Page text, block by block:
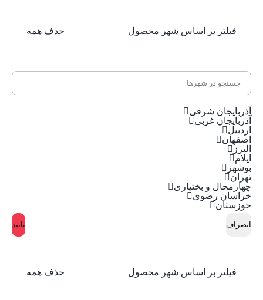
فیلتر بر اساس شهر محصول حذف همه
آذربایجان شرقی
آذربایجان غربی
اردبیل
اصفهان
البرز
ایلام
بوشهر
تهران
چهارمحال و بختیاری
خراسان رضوی
خوزستان
انصراف تایید
فیلتر بر اساس شهر محصول حذف همه